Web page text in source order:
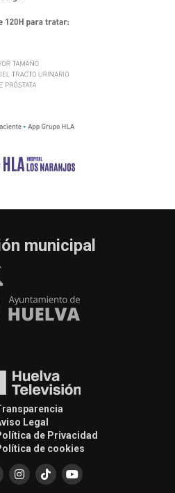
municipal
Legal
de Privacidad
de cookies